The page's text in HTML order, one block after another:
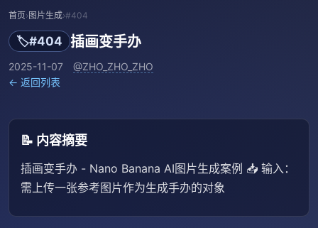
首页› 图片生成›#404
🏷️#404 插画变手办
2025-11-07 @ZHO_ZHO_ZHO
← 返回列表
📝 内容摘要
插画变手办 - Nano Banana AI图片生成案例 📥 输入：
需上传一张参考图片作为生成手办的对象